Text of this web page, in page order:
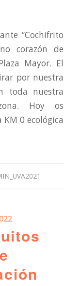
“Cochifrito
corazón de
Mayor. El
por nuestra
toda nuestra
Hoy os
0 ecológica